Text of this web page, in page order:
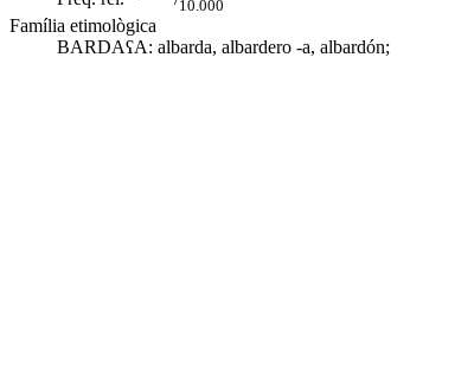
10.000
Família etimològica
BARDAʕA: albarda, albardero -a, albardón;